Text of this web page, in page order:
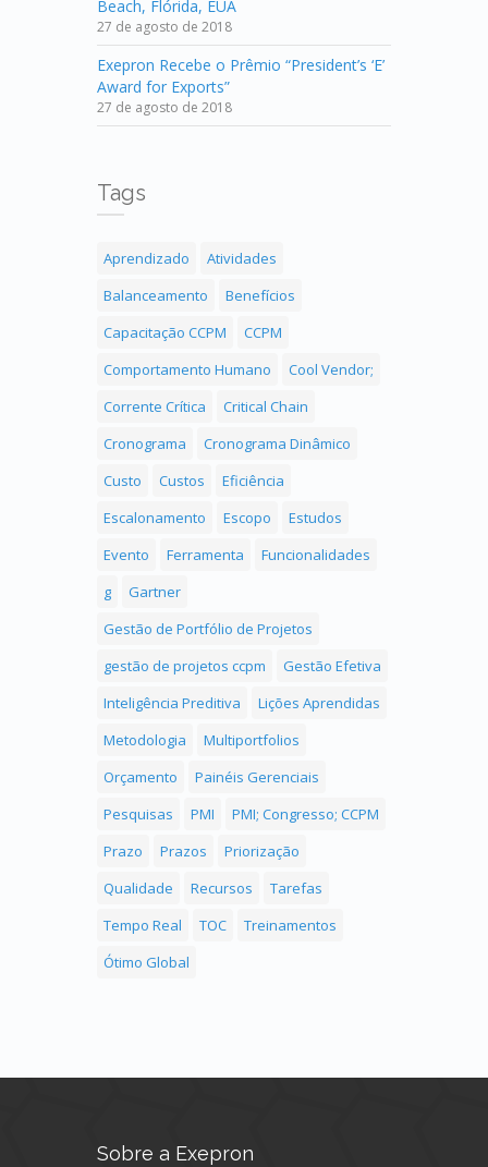
Beach, Flórida, EUA
27 de agosto de 2018
Exepron Recebe o Prêmio “President’s ‘E’
Award for Exports”
27 de agosto de 2018
Tags
Aprendizado
Atividades
Balanceamento
Benefícios
Capacitação CCPM
CCPM
Comportamento Humano
Cool Vendor;
Corrente Crítica
Critical Chain
Cronograma
Cronograma Dinâmico
Custo
Custos
Eficiência
Escalonamento
Escopo
Estudos
Evento
Ferramenta
Funcionalidades
g
Gartner
Gestão de Portfólio de Projetos
gestão de projetos ccpm
Gestão Efetiva
Inteligência Preditiva
Lições Aprendidas
Metodologia
Multiportfolios
Orçamento
Painéis Gerenciais
Pesquisas
PMI
PMI; Congresso; CCPM
Prazo
Prazos
Priorização
Qualidade
Recursos
Tarefas
Tempo Real
TOC
Treinamentos
Ótimo Global
Sobre a Exepron